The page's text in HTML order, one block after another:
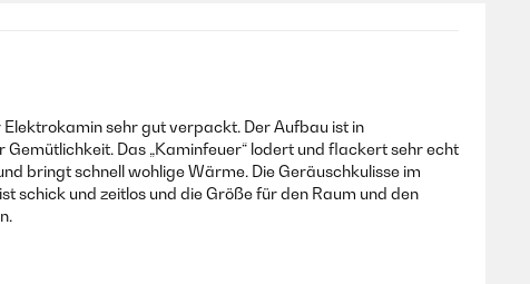
sehr gut verpackt. Der Aufbau ist in
Das „Kaminfeuer“ lodert und flackert sehr echt
bringt schnell wohlige Wärme. Die Geräuschkulisse im
schick und zeitlos und die Größe für den Raum und den